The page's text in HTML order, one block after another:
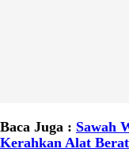
Baca Juga : Sawah
Kerahkan Alat